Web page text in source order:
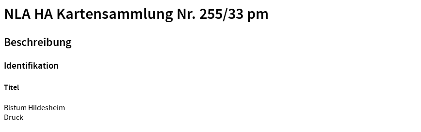
NLA HA Kartensammlung Nr. 255/33 pm
Beschreibung
Identifikation
Titel
Bistum Hildesheim
Druck